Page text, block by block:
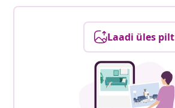
Laadi üles pilt